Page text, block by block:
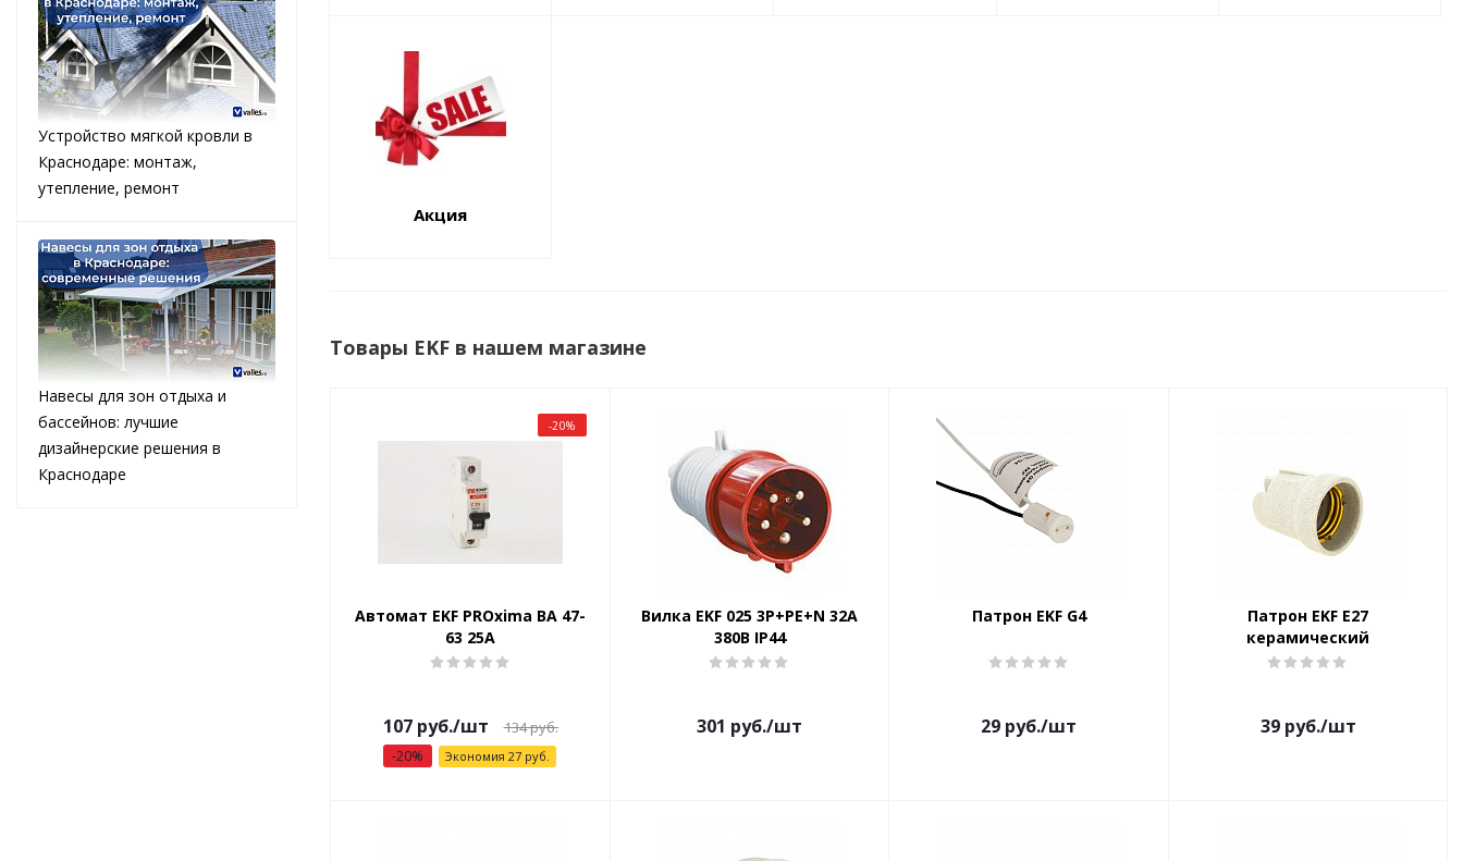
Акция
Товары EKF в нашем магазине
-20%
Автомат EKF PROxima BA 47-
63 25A
107руб./шт 134руб.
-20% Экономия27 руб.
Вилка EKF 025 3Р+РЕ+N 32А
380В IP44
301 руб./шт
Патрон EKF G4
29 руб./шт
Патрон EKF Е27
керамический
39руб./шт
Устройство мягкой кровли в
Краснодаре: монтаж,
утепление, ремонт
Навесы для зон отдыха и
бассейнов: лучшие
дизайнерские решения в
Краснодаре